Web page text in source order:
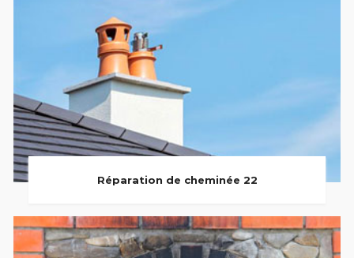
Réparation de cheminée 22